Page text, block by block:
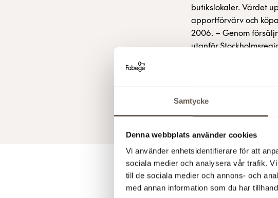
Samtycke
Denna webbplats använder cookies
Vi använder enhetsidentifierare för att
sociala medier och analysera vår trafik.
till de sociala medier och annons- och
med annan information som du har
butikslokaler. Värdet
apportförvärv och
2006. – Genom
utanför
För